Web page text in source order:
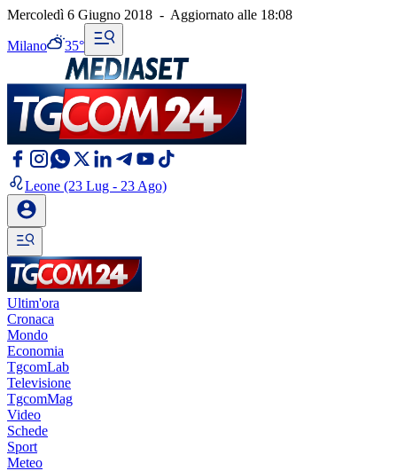
Mercoledì 6 Giugno 2018 - Aggiornato alle 18:08
Milano 35°
Leone (23 Lug - 23 Ago)
Ultim'ora
Cronaca
Mondo
Economia
TgcomLab
Televisione
TgcomMag
Video
Schede
Sport
Meteo